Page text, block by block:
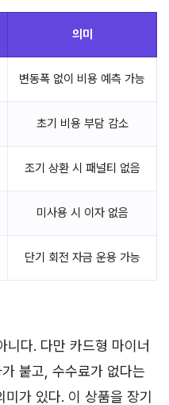
의미
변동폭 없이 비용 예측 가능
초기 비용 부담 감소
조기 상환 시 패널티 없음
미사용 시 이자 없음
단기 회전 자금 운용 가능
니다. 다만 카드형 마이너
붙고, 수수료가 없다는
가 있다. 이 상품을 장기